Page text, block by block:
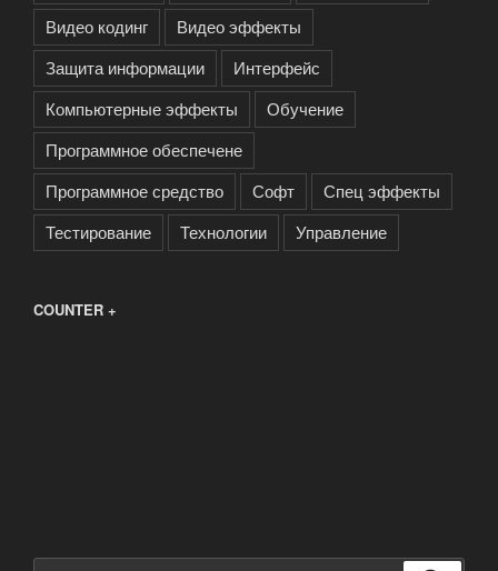
Видео кодинг
Видео эффекты
Защита информации
Интерфейс
Компьютерные эффекты
Обучение
Программное обеспечене
Программное средство
Софт
Спец эффекты
Тестирование
Технологии Управление
COUNTER +